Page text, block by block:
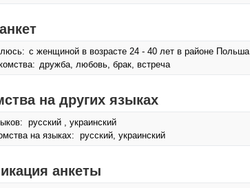
с женщиной в возрасте 24 - 40 лет в районе Польша
дружба, любовь, брак, встреча
на других языках
русский , украинский
на языках: русский, украинский
анкеты